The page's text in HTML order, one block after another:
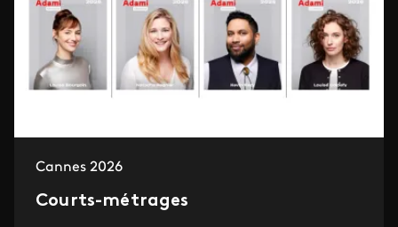
Cannes 2026
Courts-métrages